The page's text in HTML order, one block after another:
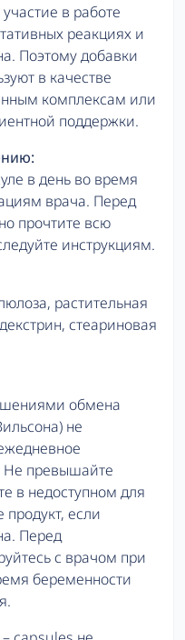
в работе
реакциях и
Поэтому добавки
в качестве
комплексам или
поддержки.
в день во время
врача. Перед
прочтите всю
инструкциям.
растительная
стеариновая
обмена
не
Не превышайте
в недоступном для
продукт, если
Перед
с врачом при
беременности